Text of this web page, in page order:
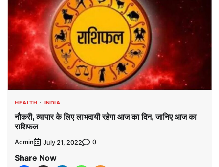
HEALTH INDIA
नौकरी, व्यापार के लिए लाभदायी रहेगा आज का दिन, जानिए आज का
राशिफल
Admin July 21, 2022 0
Share Now